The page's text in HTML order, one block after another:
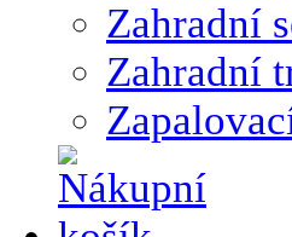
Zahradní
Zahradní